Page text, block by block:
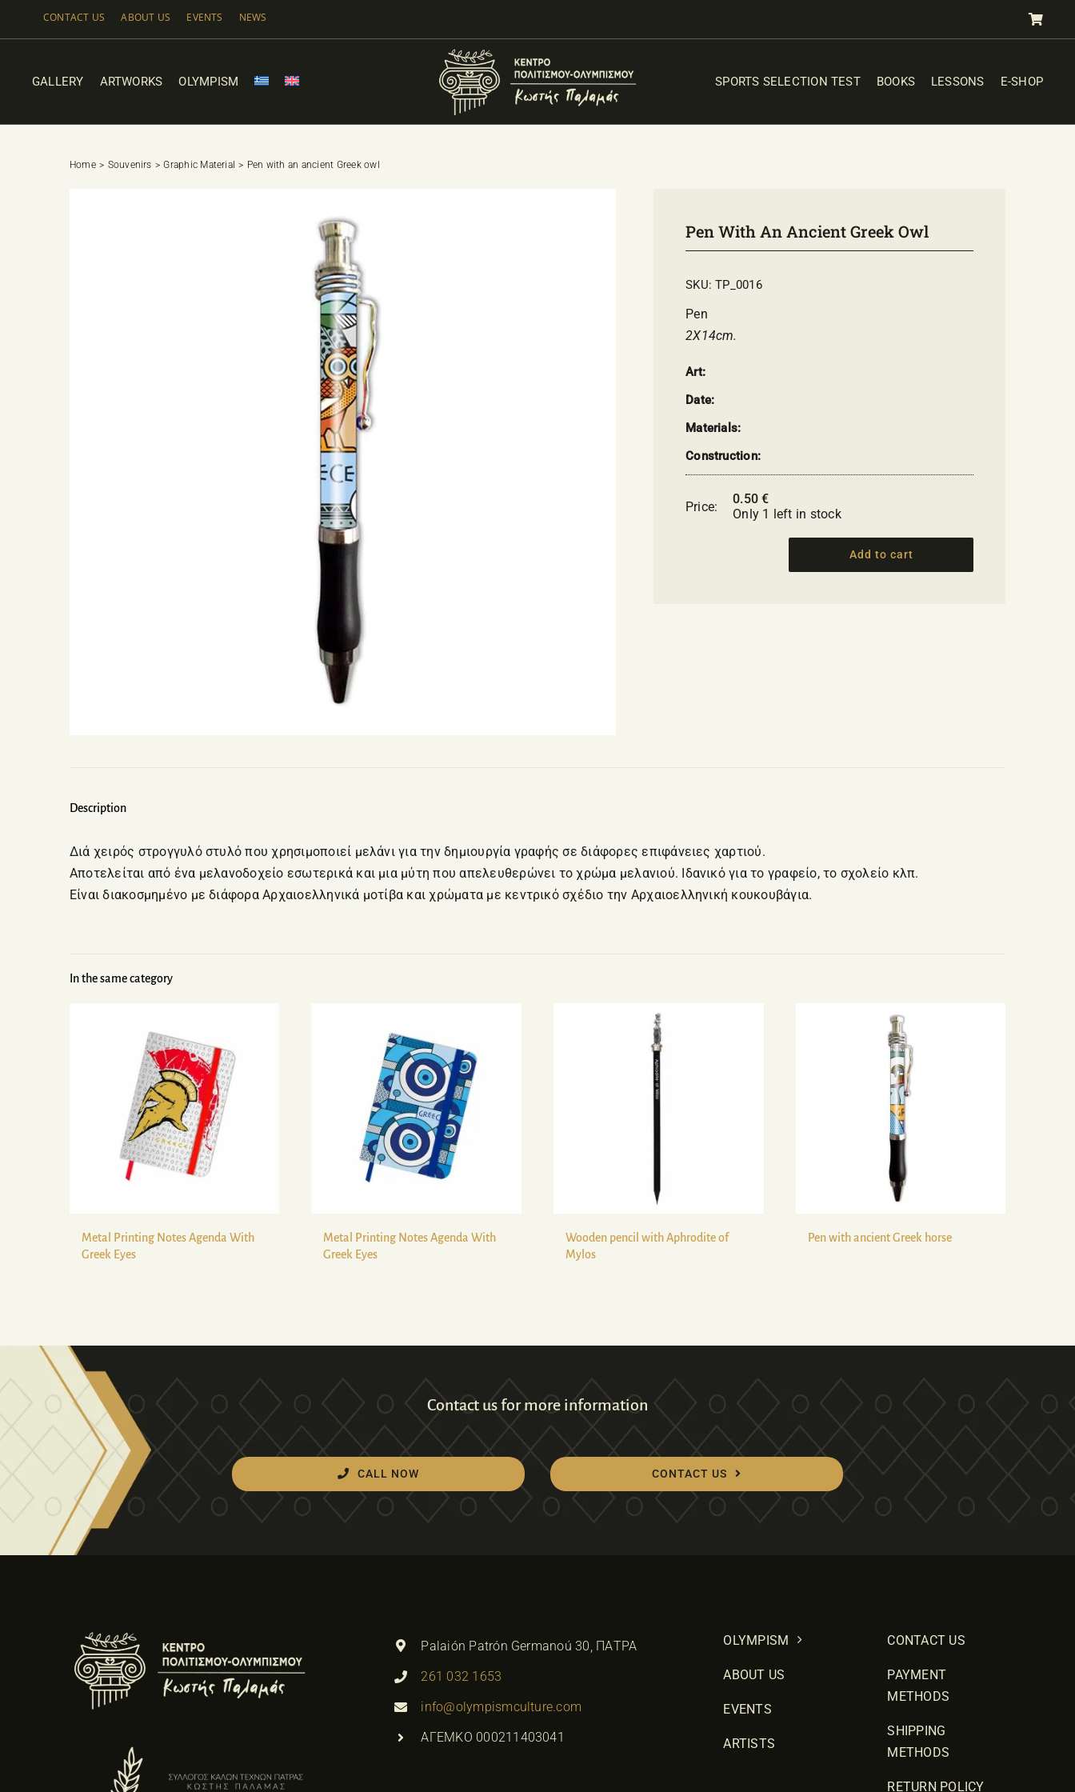
CONTACT US ABOUT US EVENTS NEWS
GALLERY ARTWORKS OLYMPISM SPORTS SELECTION TEST BOOKS LESSONS E-SHOP
Home Souvenirs Graphic Material Pen with an ancient Greek owl
Pen With An Ancient Greek Owl
SKU:TP_0016
Pen
2Χ14cm.
Art:
Date:
Materials:
Construction:
Price: 0.50€
Only 1 left in stock
Add to cart
Description
Διά χειρός στρογγυλό στυλό που χρησιμοποιεί μελάνι για την δημιουργία γραφής σε διάφορες επιφάνειες χαρτιού.
Αποτελείται από ένα μελανοδοχείο εσωτερικά και μια μύτη που απελευθερώνει το χρώμα μελανιού. Ιδανικό για το γραφείο, το σχολείο κλπ.
Είναι διακοσμημένο με διάφορα Αρχαιοελληνικά μοτίβα και χρώματα με κεντρικό σχέδιο την Αρχαιοελληνική κουκουβάγια.
In the same category
Metal Printing Notes Agenda With
Greek Eyes
Metal Printing Notes Agenda With
Greek Eyes
Wooden pencil with Aphrodite of
Mylos
Pen with ancient Greek horse
Contact us for more information
CALL NOW CONTACT US
Palaión Patrón Germanoú 30, ΠΑΤΡΑ
261 032 1653
info@olympismculture.com
ΑΓΕΜΚΟ 000211403041
OLYMPISM
ABOUT US
EVENTS
ARTISTS
CONTACT US
PAYMENT
METHODS
SHIPPING
METHODS
RETURN POLICY